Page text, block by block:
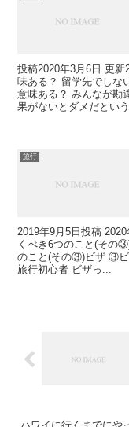
投稿2020年3月6日 更
味ある？ 留学先でしな
意味ある？ みんなが勘
果がないとダメだとい
旅行
2019年9月5日投稿
くべき6つのこと(その
のこと(その③)ビザ ③ビ
旅行初心者 ビザっ...